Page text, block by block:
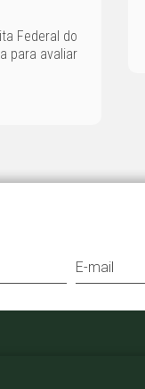
Federal do
para avaliar